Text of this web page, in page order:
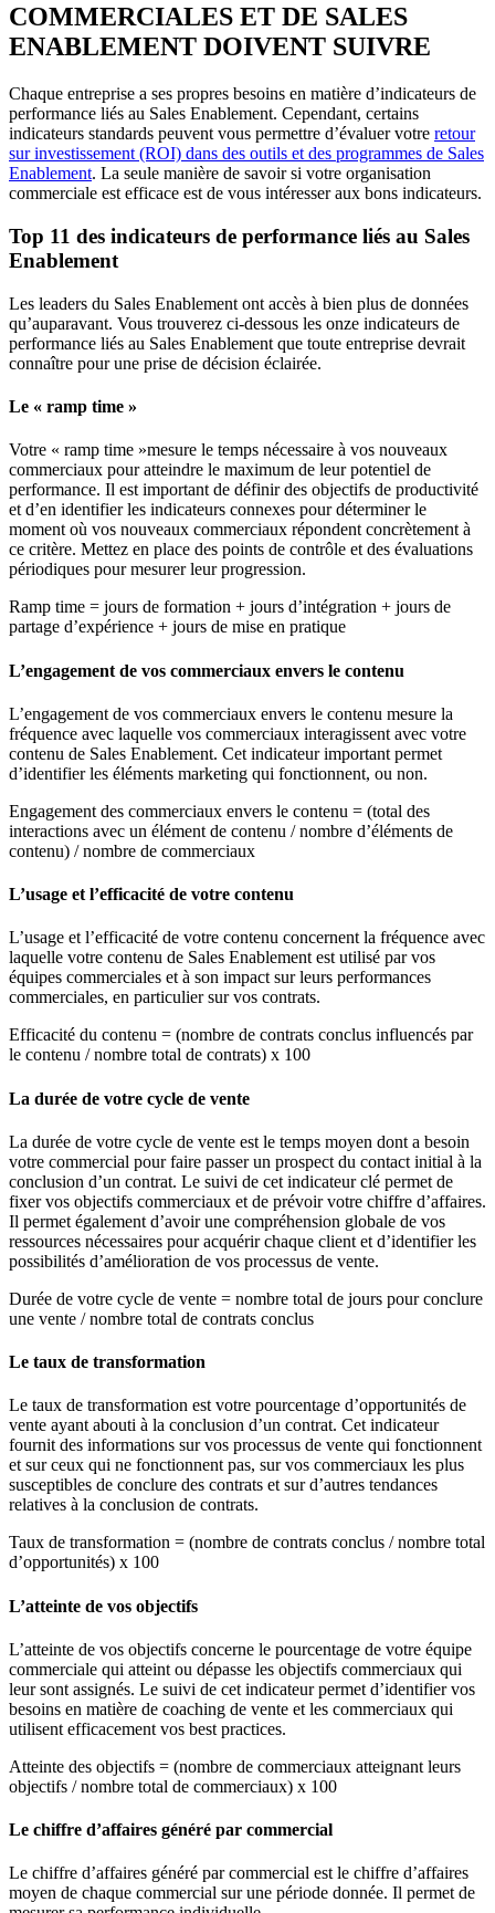
COMMERCIALES ET DE SALES
ENABLEMENT DOIVENT SUIVRE
Chaque entreprise a ses propres besoins en matière d’indicateurs de
performance liés au Sales Enablement. Cependant, certains
indicateurs standards peuvent vous permettre d’évaluer votre retour
sur investissement (ROI) dans des outils et des programmes de Sales
Enablement. La seule manière de savoir si votre organisation
commerciale est efficace est de vous intéresser aux bons indicateurs.
Top 11 des indicateurs de performance liés au Sales
Enablement
Les leaders du Sales Enablement ont accès à bien plus de données
qu’auparavant. Vous trouverez ci-dessous les onze indicateurs de
performance liés au Sales Enablement que toute entreprise devrait
connaître pour une prise de décision éclairée.
Le « ramp time »
Votre « ramp time »mesure le temps nécessaire à vos nouveaux
commerciaux pour atteindre le maximum de leur potentiel de
performance. Il est important de définir des objectifs de productivité
et d’en identifier les indicateurs connexes pour déterminer le
moment où vos nouveaux commerciaux répondent concrètement à
ce critère. Mettez en place des points de contrôle et des évaluations
périodiques pour mesurer leur progression.
Ramp time = jours de formation + jours d’intégration + jours de
partage d’expérience + jours de mise en pratique
L’engagement de vos commerciaux envers le contenu
L’engagement de vos commerciaux envers le contenu mesure la
fréquence avec laquelle vos commerciaux interagissent avec votre
contenu de Sales Enablement. Cet indicateur important permet
d’identifier les éléments marketing qui fonctionnent, ou non.
Engagement des commerciaux envers le contenu = (total des
interactions avec un élément de contenu / nombre d’éléments de
contenu) / nombre de commerciaux
L’usage et l’efficacité de votre contenu
L’usage et l’efficacité de votre contenu concernent la fréquence avec
laquelle votre contenu de Sales Enablement est utilisé par vos
équipes commerciales et à son impact sur leurs performances
commerciales, en particulier sur vos contrats.
Efficacité du contenu = (nombre de contrats conclus influencés par
le contenu / nombre total de contrats) x 100
La durée de votre cycle de vente
La durée de votre cycle de vente est le temps moyen dont a besoin
votre commercial pour faire passer un prospect du contact initial à la
conclusion d’un contrat. Le suivi de cet indicateur clé permet de
fixer vos objectifs commerciaux et de prévoir votre chiffre d’affaires.
Il permet également d’avoir une compréhension globale de vos
ressources nécessaires pour acquérir chaque client et d’identifier les
possibilités d’amélioration de vos processus de vente.
Durée de votre cycle de vente = nombre total de jours pour conclure
une vente / nombre total de contrats conclus
Le taux de transformation
Le taux de transformation est votre pourcentage d’opportunités de
vente ayant abouti à la conclusion d’un contrat. Cet indicateur
fournit des informations sur vos processus de vente qui fonctionnent
et sur ceux qui ne fonctionnent pas, sur vos commerciaux les plus
susceptibles de conclure des contrats et sur d’autres tendances
relatives à la conclusion de contrats.
Taux de transformation = (nombre de contrats conclus / nombre total
d’opportunités) x 100
L’atteinte de vos objectifs
L’atteinte de vos objectifs concerne le pourcentage de votre équipe
commerciale qui atteint ou dépasse les objectifs commerciaux qui
leur sont assignés. Le suivi de cet indicateur permet d’identifier vos
besoins en matière de coaching de vente et les commerciaux qui
utilisent efficacement vos best practices.
Atteinte des objectifs = (nombre de commerciaux atteignant leurs
objectifs / nombre total de commerciaux) x 100
Le chiffre d’affaires généré par commercial
Le chiffre d’affaires généré par commercial est le chiffre d’affaires
moyen de chaque commercial sur une période donnée. Il permet de